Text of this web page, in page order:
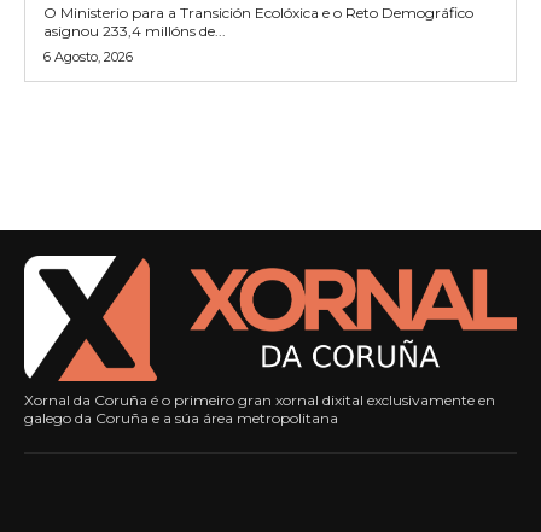
O Ministerio para a Transición Ecolóxica e o Reto Demográfico
asignou 233,4 millóns de...
6 Agosto, 2026
Xornal da Coruña é o primeiro gran xornal dixital exclusivamente en
galego da Coruña e a súa área metropolitana